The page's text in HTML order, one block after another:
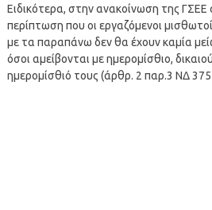
Ειδικότερα, στην ανακοίνωση της
περίπτωση που οι εργαζόμενοι
με τα παραπάνω δεν θα έχουν καμία
όσοι αμείβονται με ημερομίσθιο,
ημερομίσθιό τους (άρθρ. 2 παρ.3 ΝΔ